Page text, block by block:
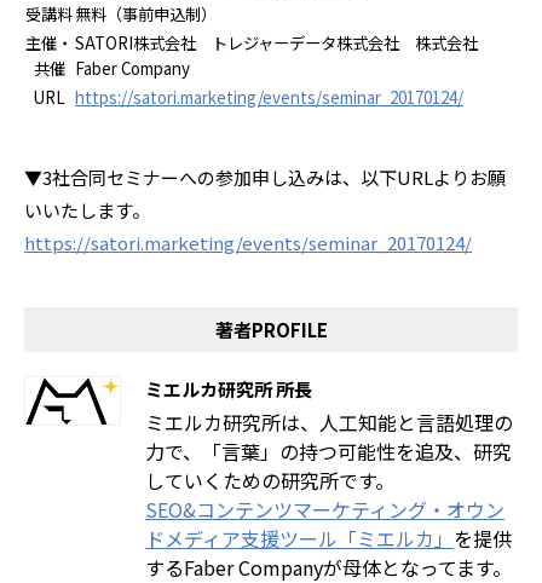
受講料無料（事前申込制）
主催・
共催
SATORI株式会社 トレジャーデータ株式会社 株式会社
Faber Company
URL https://satori.marketing/events/seminar_20170124/
▼3社合同セミナーへの参加申し込みは、以下URLよりお願
いいたします。
https://satori.marketing/events/seminar_20170124/
著者PROFILE
ミエルカ研究所 所長
ミエルカ研究所は、人工知能と言語処理の
力で、「言葉」の持つ可能性を追及、研究
していくための研究所です。
SEO&コンテンツマーケティング・オウン
ドメディア支援ツール「ミエルカ」 を提供
するFaber Companyが母体となってます。